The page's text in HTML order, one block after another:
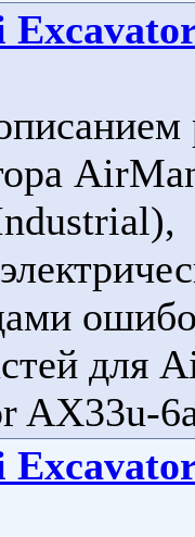
для
AX33u-